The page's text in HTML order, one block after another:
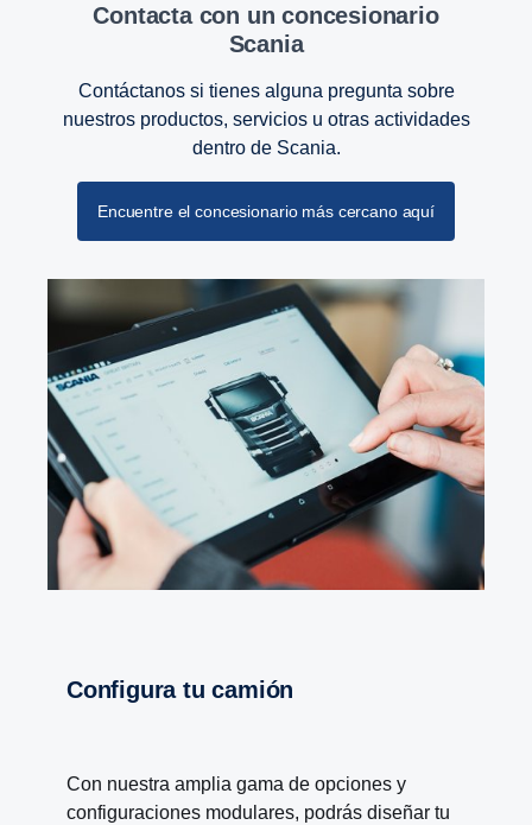
Contacta con un concesionario
Scania
Contáctanos si tienes alguna pregunta sobre
nuestros productos, servicios u otras actividades
dentro de Scania.
Encuentre el concesionario más cercano aquí
Configura tu camión
Con nuestra amplia gama de opciones y
configuraciones modulares, podrás diseñar tu